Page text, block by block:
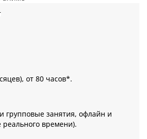
от 80 часов*.
групповые занятия, офлайн и
времени).